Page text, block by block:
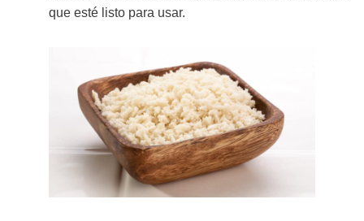
que esté listo para usar.